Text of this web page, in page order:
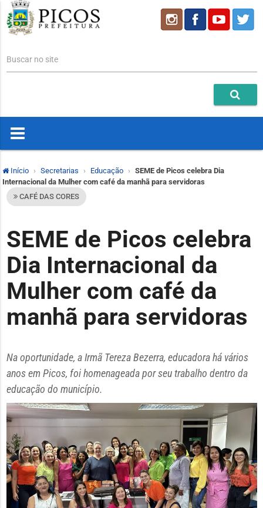
Buscar no site
Início Secretarias Educação
SEME de Picos celebra Dia
Internacional da Mulher com café da manhã para servidoras
CAFÉ DAS CORES
SEME de Picos celebra
Dia Internacional da
Mulher com café da
manhã para servidoras
Na oportunidade, a Irmã Tereza Bezerra, educadora há vários
anos em Picos, foi homenageada por seu trabalho dentro da
educação do município.